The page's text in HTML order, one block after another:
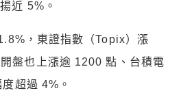
近 5%。
，東證指數（Topix）漲
盤也上漲逾 1200 點、台積電
超過 4%。